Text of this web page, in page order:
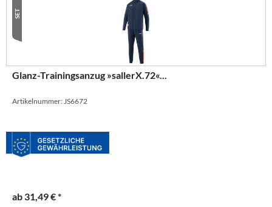
SET
Glanz-Trainingsanzug »sallerX.72«...
Artikelnummer: JS6672
ab 31,49 € *